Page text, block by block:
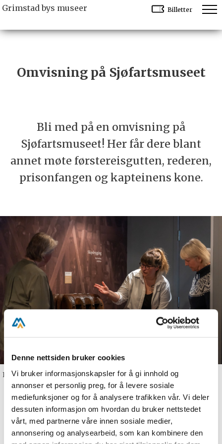
Denne nettsiden bruker cookies
Vi bruker informasjonskapsler for å gi innhold og
annonser et personlig preg, for å levere sosiale
mediefunksjoner og for å analysere trafikken vår. Vi deler
dessuten informasjon om hvordan du bruker nettstedet
vårt, med partnerne våre innen sosiale medier,
annonsering og analysearbeid, som kan kombinere den
Grimstad bys museer Billetter
Omvisning på Sjøfartsmuseet
Bli med på en omvisning på
Sjøfartsmuseet! Her får dere blant
annet møte førstereisgutten, rederen,
prisonfangen og kapteinens kone.
Foto: Johnny Aasen
Sjøfartsmuseet formidler regionens
spennende sjøfartshistorie. Museet ligger i